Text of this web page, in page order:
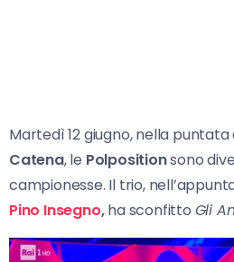
Martedì 12 giugno, nella
Catena, le Polpositionsono
campionesse. Il trio,
Pino Insegno,ha sconfitto Gli